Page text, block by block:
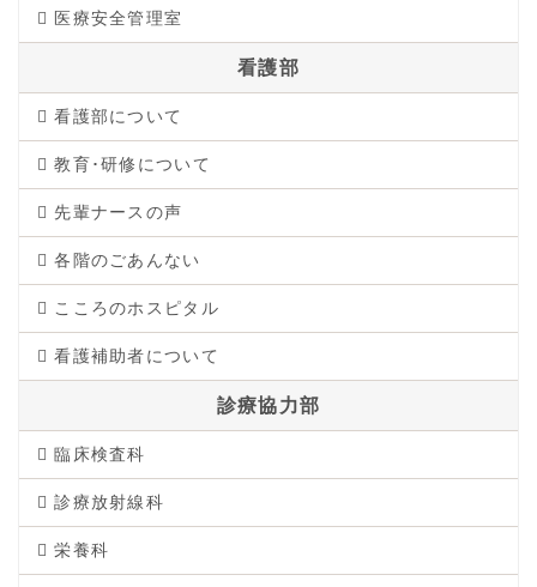
医療安全管理室
看護部
看護部について
教育･研修について
先輩ナースの声
各階のごあんない
こころのホスピタル
看護補助者について
診療協力部
臨床検査科
診療放射線科
栄養科